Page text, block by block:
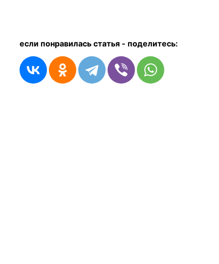
если понравилась статья - поделитесь: